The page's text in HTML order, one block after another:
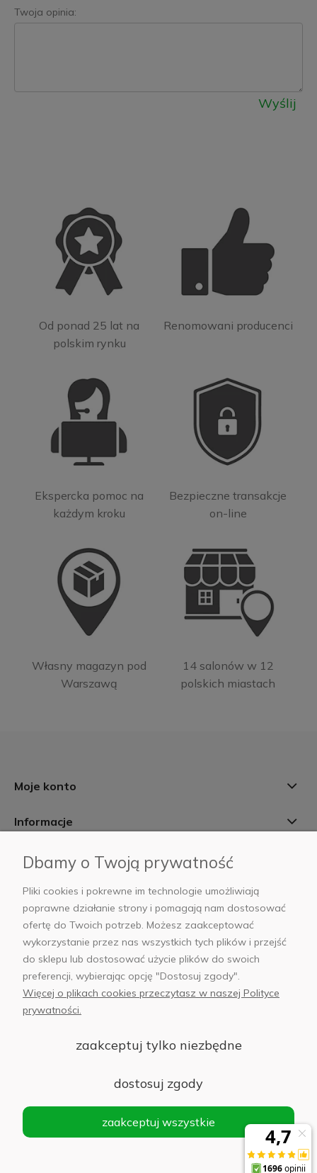
Twoja opinia:
Wyślij
Od ponad 25 lat na
polskim rynku
Renomowani producenci
Ekspercka pomoc na
każdym kroku
Bezpieczne transakcje
on-line
Własny magazyn pod
Warszawą
14 salonów w 12
polskich miastach
Moje konto
Informacje
Płatności i dostawa
AB Foto
sklep@abfoto.pl
+48 797 971 275
Siedziba: 02-486 WARSZAWA, Al. Jerozolimskie 176, NIP
Dbamy o Twoją prywatność
Pliki cookies i pokrewne im technologie umożliwiają
poprawne działanie strony i pomagają nam dostosować
ofertę do Twoich potrzeb. Możesz zaakceptować
wykorzystanie przez nas wszystkich tych plików i przejść
do sklepu lub dostosować użycie plików do swoich
preferencji, wybierając opcję "Dostosuj zgody".
Więcej o plikach cookies przeczytasz w naszej Polityce
prywatności.
zaakceptuj tylko niezbędne
dostosuj zgody
zaakceptuj wszystkie